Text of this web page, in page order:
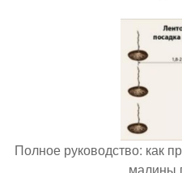
Полное руководство: как